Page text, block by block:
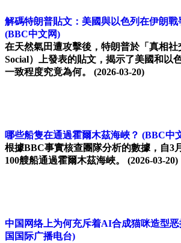
解碼特朗普貼文：美國與以色列在伊朗戰
(BBC中文网)
在天然氣田遭攻擊後，特朗普於「真相
Social）上發表的貼文，揭示了美國和以
一致程度究竟為何。
(2026-03-20)
哪些船隻在通過霍爾木茲海峽？ (BBC中
根據BBC事實核查團隊分析的數據，自3
100艘船通過霍爾木茲海峽。
(2026-03-20)
中国网络上为何充斥着AI合成猫咪造型恶
国国际广播电台)